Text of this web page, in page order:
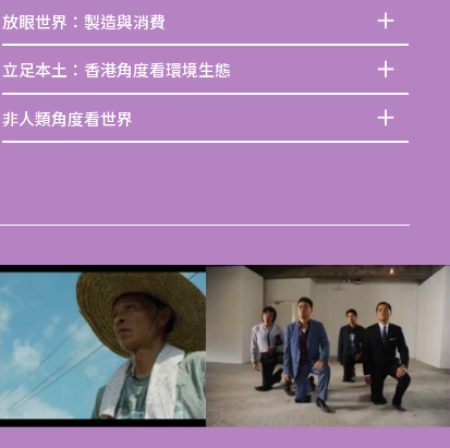
放眼世界：製造與消費
立足本土：香港角度看環境生態
非人類角度看世界